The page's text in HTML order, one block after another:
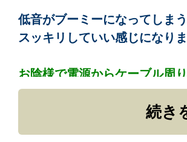
に音量のみの話ではなく、
ベ
ぴったり合って、鮮明になり
スラップの音がムチャカッコ
相性はあると思います。6弦
ッシブでは8412の方がむしろ
低音がブーミーになってしま
スッキリしていい感じになりま
お陰様で電源からケーブル周
ありがとうございます。
続き